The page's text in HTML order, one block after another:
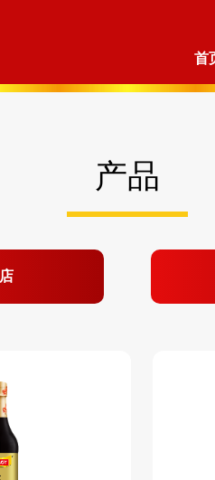
首
产品